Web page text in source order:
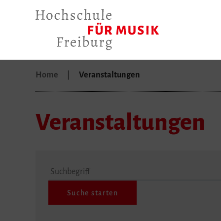
Home Veranstaltungen
Veranstaltungen
Suchbegriff